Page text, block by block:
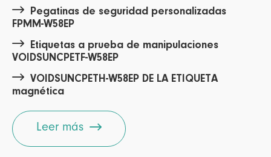

Pegatinas de seguridad personalizadas
FPMM-W58EP

Etiquetas a prueba de manipulaciones
VOIDSUNCPETF-W58EP
 VOIDSUNCPETH-W58EP DE LA ETIQUETA
magnética
Leer más 